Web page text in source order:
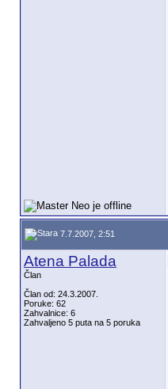
7.7.2007, 2:51
Atena Palada
Član
Član od: 24.3.2007.
Poruke: 62
Zahvalnice: 6
Zahvaljeno 5 puta na 5 poruka